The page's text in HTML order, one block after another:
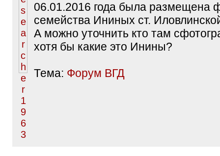
06.01.2016 года была размещена
семейства Ининых ст.
А можно уточнить кто там
хотя бы какие это Инины?
Тема: Форум ВГД